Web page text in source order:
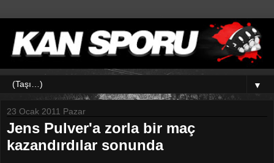
▼
23 Ocak 2011 Pazar
Jens Pulver'a zorla bir maç
kazandırdılar sonunda